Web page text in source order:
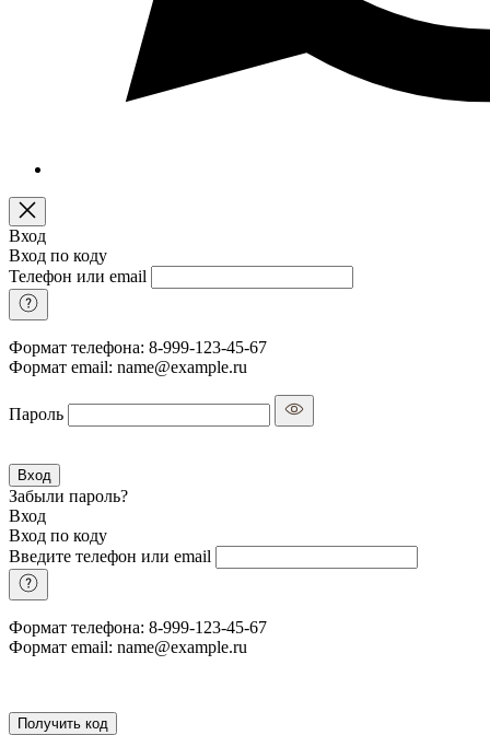
Вход
Вход по коду
Телефон или email
Формат телефона: 8-999-123-45-67
Формат email: name@example.ru
Пароль
Вход
Забыли пароль?
Вход
Вход по коду
Введите телефон или email
Формат телефона: 8-999-123-45-67
Формат email: name@example.ru
Получить код